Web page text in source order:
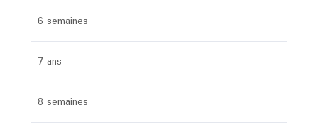
6 semaines
7 ans
8 semaines